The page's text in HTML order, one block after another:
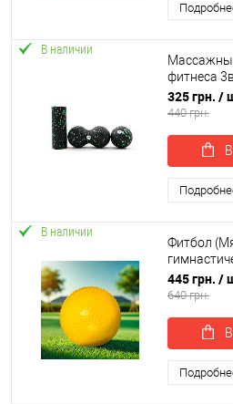
В наличии
фитнеса
валик
МФР
325 грн. /
440 грн.
В наличии
Фитбол
OSPORT
445 грн. /
640 грн.